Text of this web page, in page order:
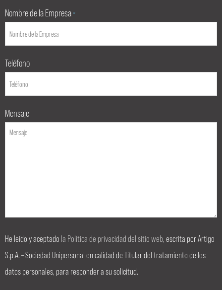
Nombre de la Empresa *
Teléfono
Mensaje
He leído y aceptado la Política de privacidad del sitio web, escrita por Artigo
S.p.A. – Sociedad Unipersonal en calidad de Titular del tratamiento de los
datos personales, para responder a su solicitud.